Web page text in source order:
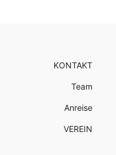
KONTAKT
Team
Anreise
VEREIN